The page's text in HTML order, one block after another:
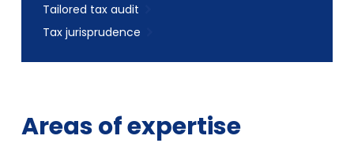
Tailored tax audit
Tax jurisprudence
Areas of expertise